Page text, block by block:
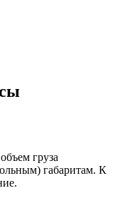
груза
габаритам. К